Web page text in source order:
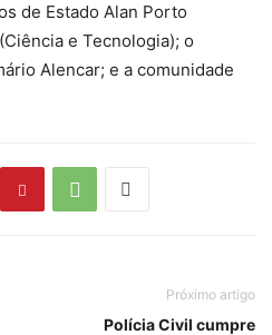
de Estado Alan Porto
e Tecnologia); o
Alencar; e a comunidade
Próximo artigo
Polícia Civil cumpre